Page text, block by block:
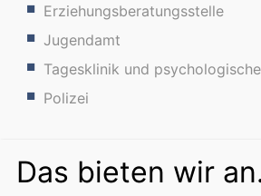
Erziehungsberatungsstelle
Jugendamt
Tagesklinik und
Polizei
Das bieten wir